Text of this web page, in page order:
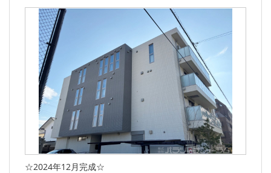
☆2024年12月完成☆